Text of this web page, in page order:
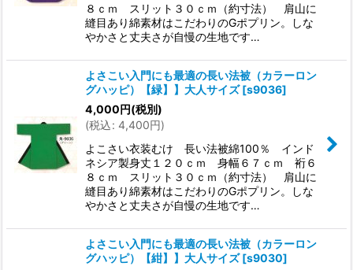
８ｃｍ スリット３０ｃｍ（約寸法） 肩山に
縫目あり綿素材はこだわりのGポプリン。しな
やかさと丈夫さが自慢の生地です…
よさこい入門にも最適の長い法被（カラーロン
グハッピ）【緑】】大人サイズ [s9036]
4,000円(税別)
(税込: 4,400円)
よこさい衣装むけ 長い法被綿100％ インド
ネシア製身丈１２０ｃｍ 身幅６７ｃｍ 裄６
８ｃｍ スリット３０ｃｍ（約寸法） 肩山に
縫目あり綿素材はこだわりのGポプリン。しな
やかさと丈夫さが自慢の生地です…
よさこい入門にも最適の長い法被（カラーロン
グハッピ）【紺】】大人サイズ [s9030]